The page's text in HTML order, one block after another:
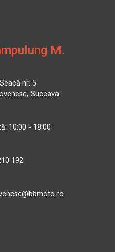
M.
nr. 5
Suceava
10:00 - 18:00
192